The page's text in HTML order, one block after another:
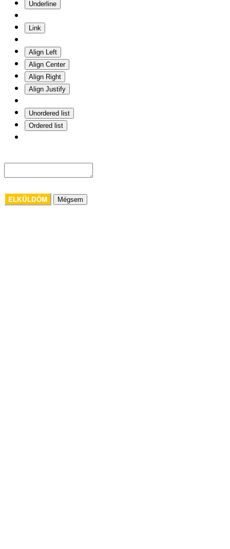
Underline
Link
Align Left
Align Center
Align Right
Align Justify
Unordered list
Ordered list
ELKÜLDÖM Mégsem